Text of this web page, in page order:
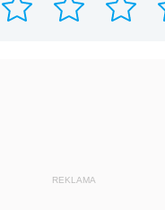
REKLAMA